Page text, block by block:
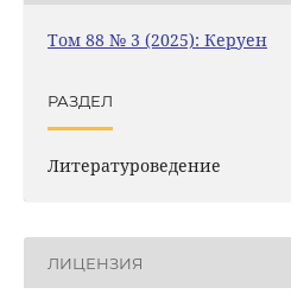
Том 88 № 3 (2025): Керуен
РАЗДЕЛ
Литературоведение
ЛИЦЕНЗИЯ